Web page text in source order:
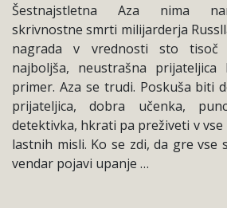
Šestnajstletna Aza nima
skrivnostne smrti milijarderja
nagrada v vrednosti sto tisoč
najboljša, neustrašna
primer. Aza se trudi. Poskuša biti
prijateljica, dobra učenka,
detektivka, hkrati pa preživeti v
lastnih misli. Ko se zdi, da gre vse
vendar pojavi upanje …